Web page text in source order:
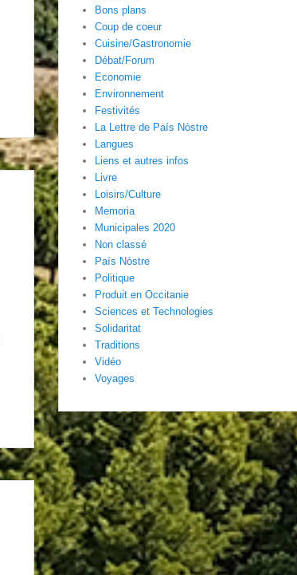
Bons plans
Coup de coeur
Cuisine/Gastronomie
Débat/Forum
Economie
Environnement
Festivités
La Lettre de País Nòstre
Langues
Liens et autres infos
Livre
Loisirs/Culture
Memoria
Municipales 2020
Non classé
País Nòstre
Politique
Produit en Occitanie
Sciences et Technologies
Solidaritat
Traditions
Vidéo
Voyages